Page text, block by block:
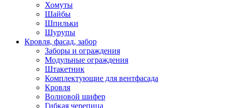
Хомуты
Шайбы
Шпильки
Шурупы
Кровля, фасад, забор
Заборы и ограждения
Модульные ограждения
Штакетник
Комплектующие для вентфасада
Кровля
Волновой шифер
Гибкая черепица